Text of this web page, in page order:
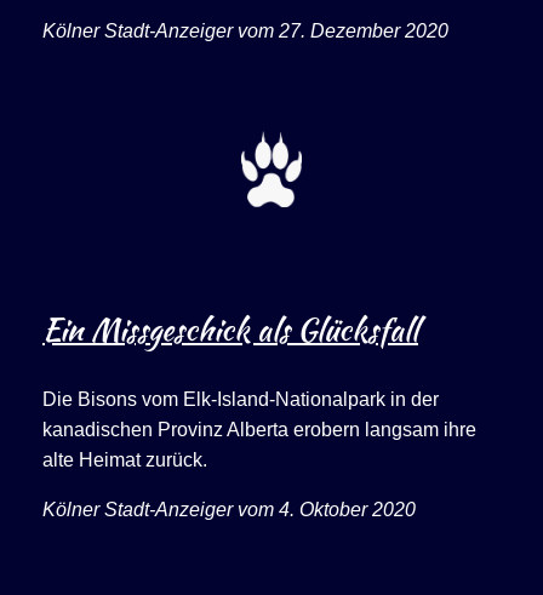
Kölner Stadt-Anzeiger vom 27. Dezember 2020
Ein Missgeschick als Glücksfall
Die Bisons vom Elk-Island-Nationalpark in der
kanadischen Provinz Alberta erobern langsam ihre
alte Heimat zurück.
Kölner Stadt-Anzeiger vom 4. Oktober 2020